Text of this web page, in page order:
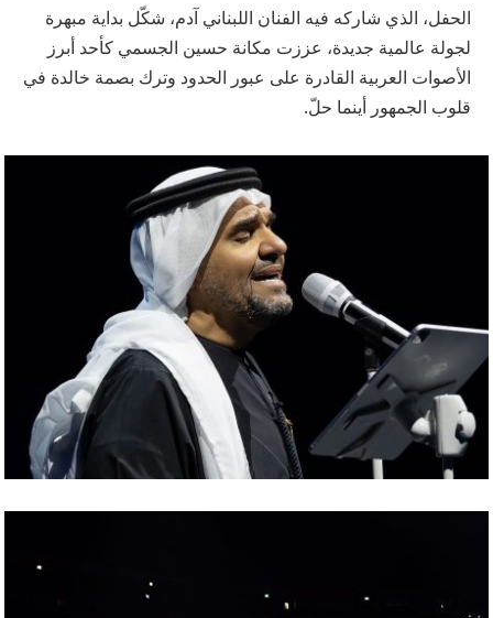
الحفل، الذي شاركه فيه الفنان اللبناني آدم، شكّل بداية مبهرة
لجولة عالمية جديدة، عززت مكانة حسين الجسمي كأحد أبرز
الأصوات العربية القادرة على عبور الحدود وترك بصمة خالدة في
قلوب الجمهور أينما حلّ.